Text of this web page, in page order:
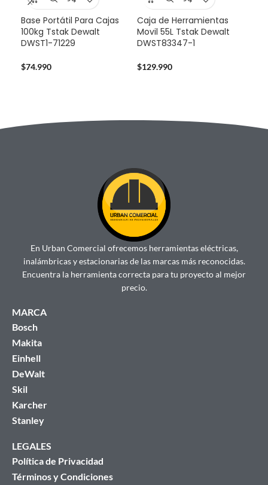
Base Portátil Para Cajas
100kg Tstak Dewalt
DWST1-71229
$74.990
Caja de Herramientas
Movil 55L Tstak Dewalt
DWST83347-1
$129.990
En Urban Comercial ofrecemos herramientas eléctricas,
inalámbricas y estacionarias de las marcas más reconocidas.
Encuentra la herramienta correcta para tu proyecto al mejor
precio.
MARCA
Bosch
Makita
Einhell
DeWalt
Skil
Karcher
Stanley
LEGALES
Política de Privacidad
Términos y Condiciones